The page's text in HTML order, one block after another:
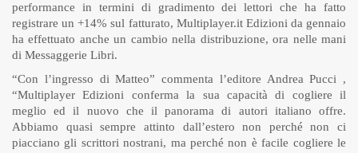
performance in termini di gradimento dei lettori che ha fatto
registrare un +14% sul fatturato, Multiplayer.it Edizioni da gennaio
ha effettuato anche un cambio nella distribuzione, ora nelle mani
di Messaggerie Libri.
“Con l’ingresso di Matteo” commenta l’editore Andrea Pucci ,
“Multiplayer Edizioni conferma la sua capacità di cogliere il
meglio ed il nuovo che il panorama di autori italiano offre.
Abbiamo quasi sempre attinto dall’estero non perché non ci
piacciano gli scrittori nostrani, ma perché non è facile cogliere le